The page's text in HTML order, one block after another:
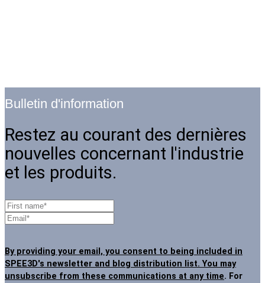
Bulletin d'information
Restez au courant des dernières
nouvelles concernant l'industrie
et les produits.
By providing your email, you consent to being included in
SPEE3D's newsletter and blog distribution list. You may
unsubscribe from these communications at any time. For